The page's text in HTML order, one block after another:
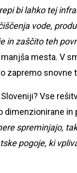
bi lahko tej
vode,
in zaščito teh
mesta. V
zapremo snovne
Vse
spreminjajo,
pogoje, ki